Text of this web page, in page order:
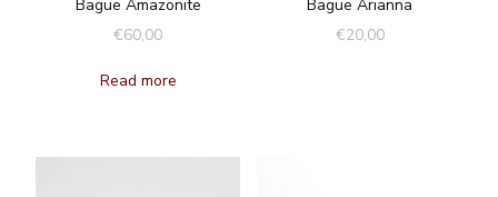
Bague Amazonite
€60,00
Read more
Bague Arianna
€20,00